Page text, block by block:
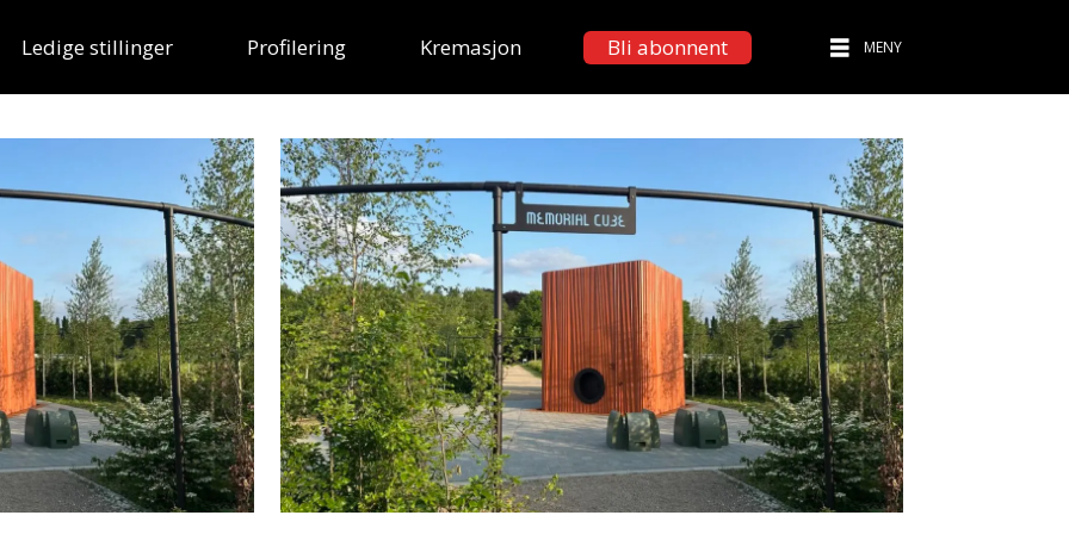
Ledige stillinger Profilering Kremasjon Bli abonnent